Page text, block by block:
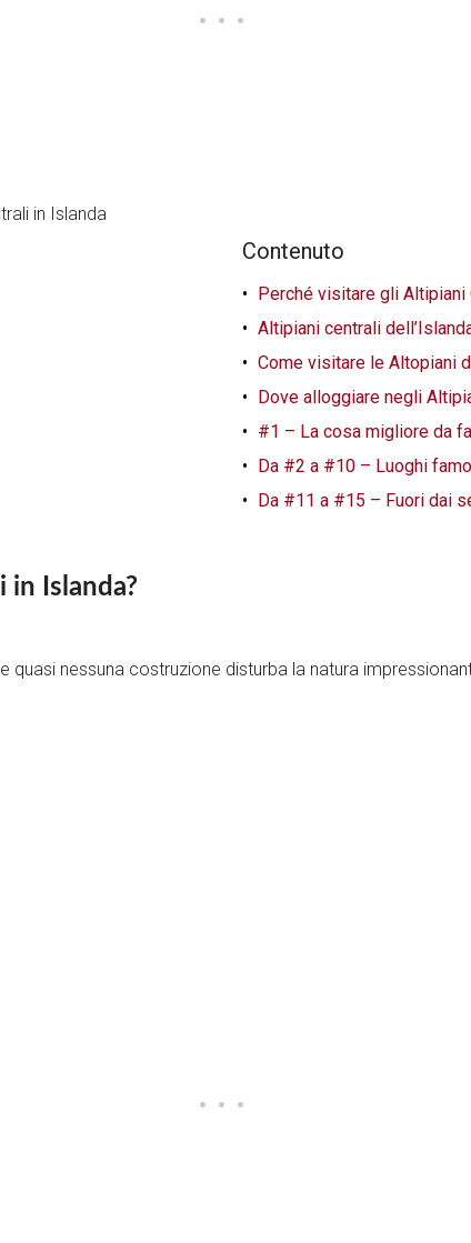
Contenuto
Perché visitare gli Altipiani
Altipiani centrali
Come visitare le Altopiani
Dove alloggiare negli
#1 – La cosa migliore da
Da #2 a #10 – Luoghi
Da #11 a #15 – Fuori dai
in Islanda?
quasi nessuna costruzione disturba la natura